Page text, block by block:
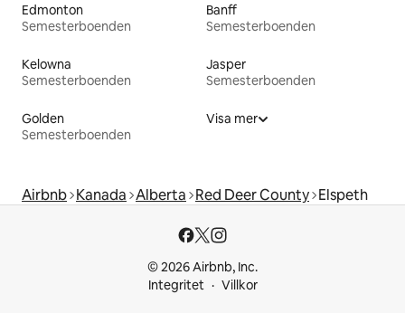
Edmonton
Semesterboenden
Banff
Semesterboenden
Kelowna
Semesterboenden
Jasper
Semesterboenden
Golden
Semesterboenden
Visa mer
Airbnb Kanada Alberta Red Deer County Elspeth
© 2026 Airbnb, Inc.
Integritet
Villkor